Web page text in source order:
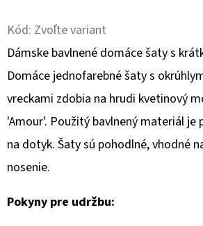
Kód: Zvoľte variant
Dámske bavlnené domáce šaty s
Domáce jednofarebné šaty s
vreckami zdobia na hrudi kvetinový
'Amour'. Použitý bavlnený materiál je
na dotyk. Šaty sú pohodlné, vhodné
nosenie.
Pokyny pre udržbu:
Ú
Č
A
M
E
DÁMSKA
NOČNÁ
KOŠEĽA
S
RUKÁVOM
LAURA